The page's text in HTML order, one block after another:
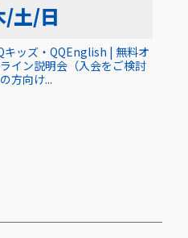
土/日
キッズ・QQEnglish | 無料オ
イン説明会（入会をご検討
方向け...